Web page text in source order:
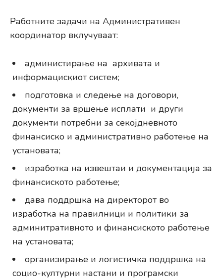
Работните задачи на Административен
координатор вклучуваат:
администирање на архивата и
информацискиот систем;
подготовка и следење на договори,
документи за вршење исплати и други
документи потребни за секојдневното
финансиско и административно работење на
установата;
изработка на извештаи и документација за
финансиското работење;
дава поддршка на директорот во
изработка на правилници и политики за
админитративното и финансиското работење
на установата;
организирање и логистичка поддршка на
социо-културни настани и програмски